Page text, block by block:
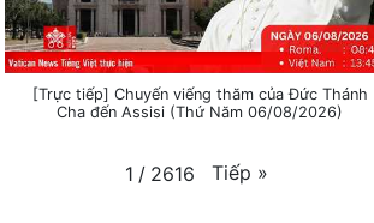
[Trực tiếp] Chuyến viếng thăm của Đức Thánh
Cha đến Assisi (Thứ Năm 06/08/2026)
1 / 2616 Tiếp »